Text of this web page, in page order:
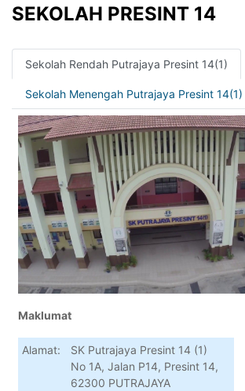
SEKOLAH PRESINT 14
Sekolah Rendah Putrajaya Presint 14(1)
Sekolah Menengah Putrajaya Presint 14(1)
Maklumat
Alamat:
SK Putrajaya Presint 14 (1)
No 1A, Jalan P14, Presint 14,
62300 PUTRAJAYA